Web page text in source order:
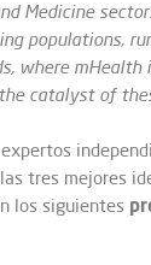
Medicine
populations,
where mHealth
catalyst of
tres mejores
los siguientes